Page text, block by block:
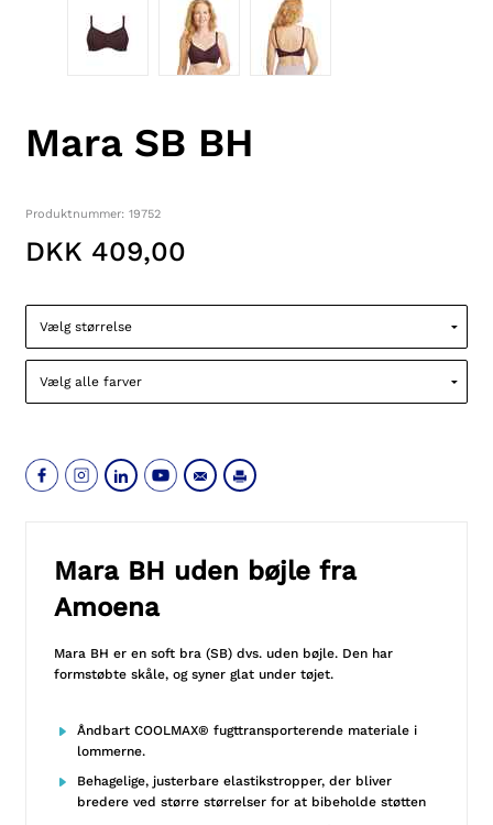
Mara SB BH
Produktnummer: 19752
DKK 409,00
Mara BH uden bøjle fra
Amoena
Mara BH er en soft bra (SB) dvs. uden bøjle. Den har
formstøbte skåle, og syner glat under tøjet.
Åndbart COOLMAX® fugttransporterende materiale i
lommerne.
Behagelige, justerbare elastikstropper, der bliver
bredere ved større størrelser for at bibeholde støtten